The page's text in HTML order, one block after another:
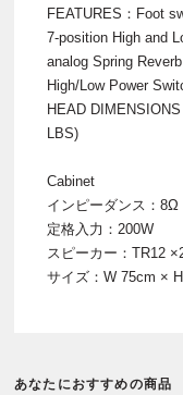
FEATURES：Foot
7-position High and
analog Spring
High/Low Power
HEAD
LBS)
Cabinet
インピーダンス：8Ω
定格入力：200W
スピーカー：TR12
サイズ：W 75cm ×
あなたにおすすめの商品